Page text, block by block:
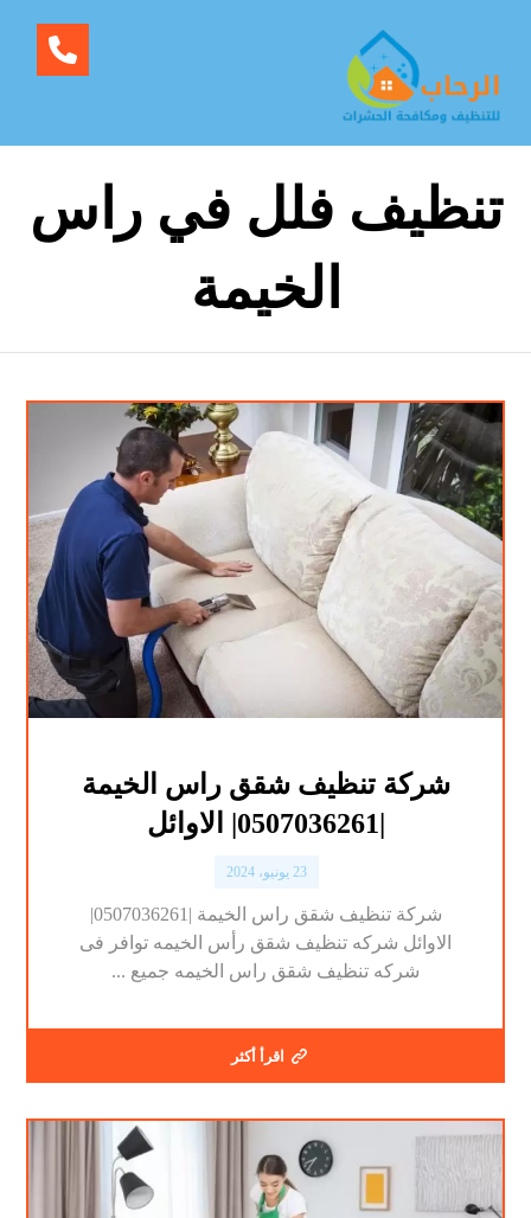
تنظيف فلل في راس
الخيمة
شركة تنظيف شقق راس الخيمة
23 يونيو، 2024
شركة تنظيف شقق راس الخيمة |0507036261|
الاوائل شركه تنظيف شقق رأس الخيمه توافر فى
شركه تنظيف شقق راس الخيمه جميع ...
اقرأ أكثر